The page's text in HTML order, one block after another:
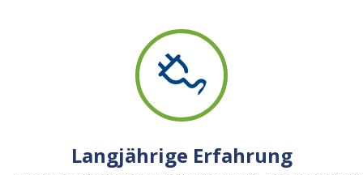
Langjährige Erfahrung